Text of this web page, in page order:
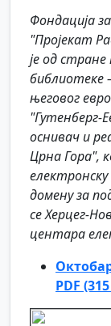
Фондација
"Пројекат
је од стране
библиотеке
његовог
"Гутенберг-
оснивач и
Црна Гора",
домену за
се Херцег-
центара
PDF